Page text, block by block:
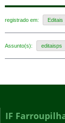
registrado em: Editais
Assunto(s): editaisps
IF